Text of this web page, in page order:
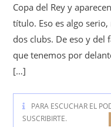
Copa del Rey y
título. Eso es algo
dos clubs. De eso y
que tenemos por
[…]
PARA ESCUCHAR EL
SUSCRIBIRTE.